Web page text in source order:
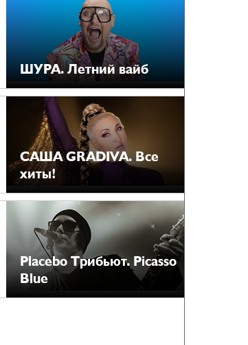
ШУРА. Летний вайб
САША GRADIVA. Все
хиты!
Placebo Tрибьют. Picasso
Blue